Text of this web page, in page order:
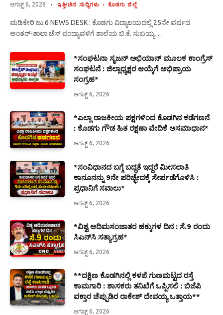
ಆಗಷ್ಟ್ 6, 2026 ಇತ್ತೀಚಿನ ಸುದ್ದಿಗಳು ಕೊಡಗು ಜಿಲ್ಲೆ
ಮಡಿಕೇರಿ ಜು.6 NEWS DESK : ಕೊಡಗು ವಿದ್ಯಾಲಯದಲ್ಲಿ 25ನೇ ವರ್ಷದ
ಅಂತರ್-ಶಾಲಾ ಚೆಸ್ ಪಂದ್ಯಾವಳಿಗೆ ಶಾಲೆಯ ಬಿ.ಕೆ. ಸುಬಯ್ಯ…
*ಸಂಘಟನಾ ಸೃಜನ್ ಅಭಿಯಾನ್ ಮೂಲಕ ಕಾಂಗ್ರೆಸ್
ಸಂಘಟನೆ : ಜಿಲ್ಲಾಧ್ಯಕ್ಷರ ಆಯ್ಕೆಗೆ ಅಭಿಪ್ರಾಯ
ಸಂಗ್ರಹ*
ಆಗಷ್ಟ್ 6, 2026
*ಎಲ್ಲಾ ರಾಜಕೀಯ ಪಕ್ಷಗಳಿಂದ ಕೊಡಗಿನ ಕಡೆಗಣನೆ
: ಕೊಡಗು ಗೌಡ ಹಿತ ರಕ್ಷಣಾ ವೇದಿಕೆ ಅಸಮಾಧಾನ*
ಆಗಷ್ಟ್ 6, 2026
*ಸಂವಿಧಾನದ ಬಗ್ಗೆ ಬದ್ಧತೆ ಇದ್ದರೆ ಮೀಸಲಾತಿ
ಕಾನೂನನ್ನು 9ನೇ ಪರಿಚ್ಛೇದಕ್ಕೆ ಸೇರ್ಪಡೆಗೊಳಿಸಿ :
ಪ್ರಧಾನಿಗೆ ಸವಾಲು*
ಆಗಷ್ಟ್ 6, 2026
*ವಿಶ್ವ ಆದಿಮಸಂಜಾತರ ಹಕ್ಕುಗಳ ದಿನ : ಸೆ.9 ರಂದು
ಸಿಎನ್‌ಸಿ ಸತ್ಯಾಗ್ರಹ*
ಆಗಷ್ಟ್ 6, 2026
**ದಕ್ಷಿಣ ಕೊಡಗಿನಲ್ಲಿ ಕಳಪೆ ಗುಣಮಟ್ಟದ ರಸ್ತೆ
ಕಾಮಗಾರಿ : ಶಾಸಕರು ತನಿಖೆಗೆ ಒಪ್ಪಿಸಲಿ : ಬಿಜೆಪಿ
ವಕ್ತಾರ ಚೆಪ್ಪುಡಿರ ರಾಕೇಶ್ ದೇವಯ್ಯ ಒತ್ತಾಯ**
ಆಗಷ್ಟ್ 6, 2026